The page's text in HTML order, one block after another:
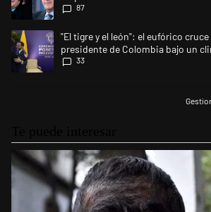
87
Un artículo de tendencia con el título ""El
"El tigre y el león": el eufórico
presidente de Colombia bajo un
tensión
33